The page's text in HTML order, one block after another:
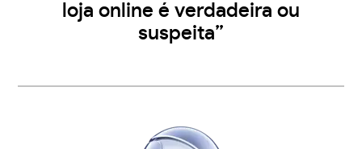
loja online é verdadeira ou
suspeita”